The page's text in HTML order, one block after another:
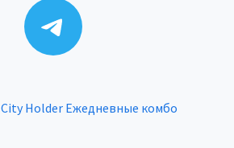
Telegram
City Holder Ежедневные комбо